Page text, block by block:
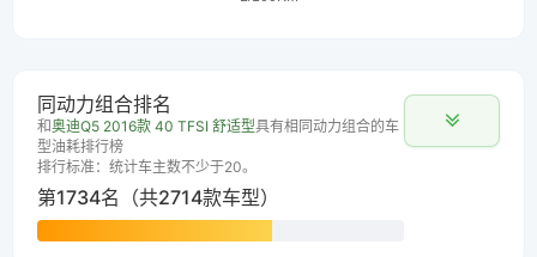
同动力组合排名
和奥迪Q5 2016款 40 TFSI 舒适型具有相同动力组合的车
型油耗排行榜
排行标准：统计车主数不少于20。
第1734名（共2714款车型）